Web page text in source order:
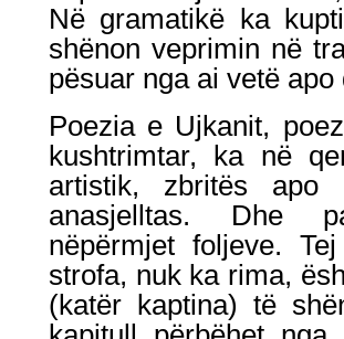
Në gramatikë ka
shënon veprimin në
pësuar nga ai vetë
Poezia e Ujkanit,
kushtrimtar, ka në
artistik, zbritës apo
anasjelltas. Dhe
nëpërmjet foljeve.
strofa, nuk ka rima,
(katër kaptina) të